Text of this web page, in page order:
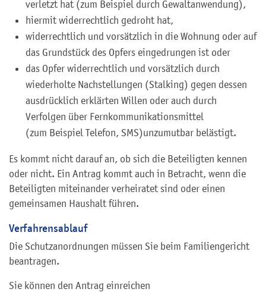
verletzt hat (zum Beispiel durch Gewaltanwendung),
hiermit widerrechtlich gedroht hat,
widerrechtlich und vorsätzlich in die Wohnung oder auf
das Grundstück des Opfers eingedrungen ist oder
das Opfer widerrechtlich und vorsätzlich durch
wiederholte Nachstellungen (Stalking) gegen dessen
ausdrücklich erklärten Willen oder auch durch
Verfolgen über Fernkommunikationsmittel
(zum Beispiel Telefon, SMS)unzumutbar belästigt.
Es kommt nicht darauf an, ob sich die Beteiligten kennen
oder nicht. Ein Antrag kommt auch in Betracht, wenn die
Beteiligten miteinander verheiratet sind oder einen
gemeinsamen Haushalt führen.
Verfahrensablauf
Die Schutzanordnungen müssen Sie beim Familiengericht
beantragen.
Sie können den Antrag einreichen